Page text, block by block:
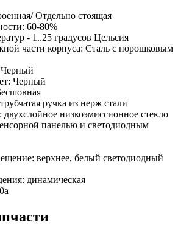
Отдельно стоящая
60-80%
- 1..25 градусов Цельсия
части корпуса: Сталь с порошковым
Черный
Черный
ручка из нерж стали
двухслойное низкоэмиссионное стекло
панелью и светодиодным
верхнее, белый светодиодный
динамическая